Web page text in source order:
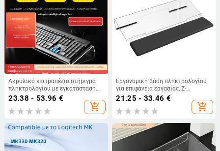
Ακρυλικό επιτραπέζιο στήριγμα
πληκτρολογίου με εγκατάσταση
χωρίς τρύπημα, ρυθμιζόμενη
κλίση και θωρακισμένο πλαίσιο
κατά της σκόνης, μοντέλο ZZ03
μεγέθους)
23.38 - 53.96 €
add_shopping_cart
Εργονομική βάση πληκτρολογίου
για επιφάνεια εργασίας, Ζ-
σχήματος αυξανόμενη βάση για το
πληκτρολόγιο, μοντέλο 240208,
συμβατή με τα περισσότερα
21.25 - 33.46 €
add_shopping_cart